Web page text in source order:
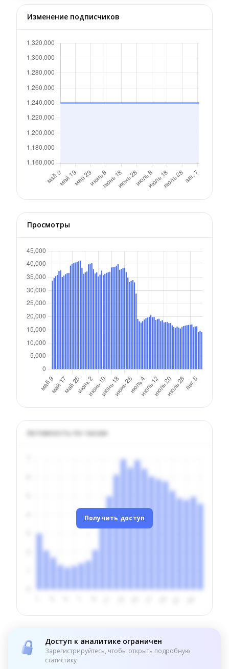
Изменение подписчиков
Просмотры
Активность по часам
Получить доступ
Доступ к аналитике ограничен
Зарегистрируйтесь, чтобы открыть подробную
статистику